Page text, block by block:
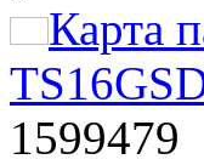
Карта
1599479